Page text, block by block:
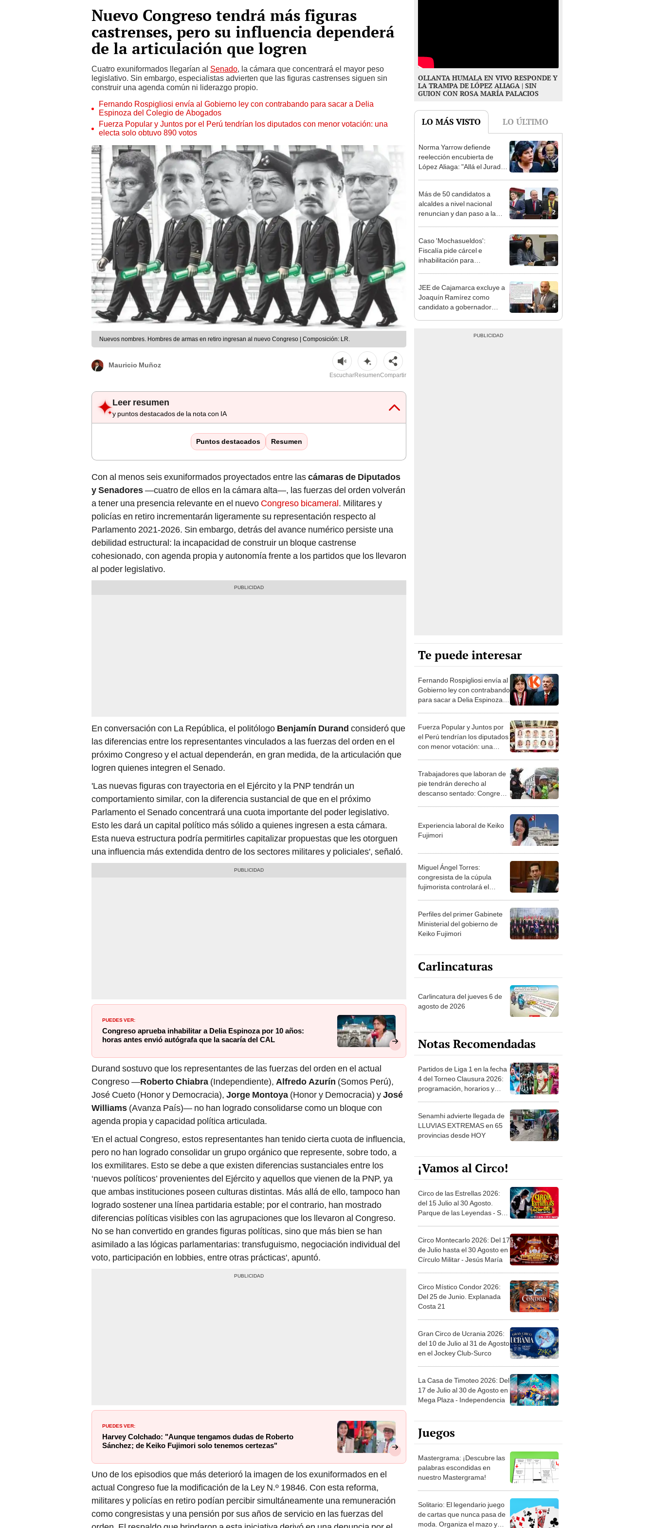
Nuevo Congreso tendrá más figuras
castrenses, pero su influencia dependerá
de la articulación que logren
Cuatro exuniformados llegarían al Senado, la cámara que concentrará el mayor peso
legislativo. Sin embargo, especialistas advierten que las figuras castrenses siguen sin
construir una agenda común ni liderazgo propio.
Fernando Rospigliosi envía al Gobierno ley con contrabando para sacar a Delia
Espinoza del Colegio de Abogados
Fuerza Popular y Juntos por el Perú tendrían los diputados con menor votación: una
electa solo obtuvo 890 votos
Nuevos nombres. Hombres de armas en retiro ingresan al nuevo Congreso | Composición: LR.
Mauricio Muñoz
EscucharResumenCompartir
Leer resumen
y puntos destacados de la nota con IA
Puntos destacados Resumen
Con al menos seis exuniformados proyectados entre lascámaras de Diputados
y Senadores—cuatro de ellos en la cámara alta—, las fuerzas del orden volverán
a tener una presencia relevante en el nuevo Congreso bicameral. Militares y
policías en retiro incrementarán ligeramente su representación respecto al
Parlamento 2021-2026. Sin embargo, detrás del avance numérico persiste una
debilidad estructural: la incapacidad de construir un bloque castrense
cohesionado, con agenda propia y autonomía frente a los partidos que los llevaron
al poder legislativo.
En conversación con La República, el politólogo Benjamín Durand consideró que
las diferencias entre los representantes vinculados a las fuerzas del orden en el
próximo Congreso y el actual dependerán, en gran medida, de la articulación que
logren quienes integren el Senado.
'Las nuevas figuras con trayectoria en el Ejército y la PNP tendrán un
comportamiento similar, con la diferencia sustancial de que en el próximo
Parlamento el Senado concentrará una cuota importante del poder legislativo.
Esto les dará un capital político más sólido a quienes ingresen a esta cámara.
Esta nueva estructura podría permitirles capitalizar propuestas que les otorguen
una influencia más extendida dentro de los sectores militares y policiales', señaló.
PUEDES VER:
Congreso aprueba inhabilitar a Delia Espinoza por 10 años:
horas antes envió autógrafa que la sacaría del CAL
Durand sostuvo que los representantes de las fuerzas del orden en el actual
Congreso —Roberto Chiabra (Independiente), Alfredo Azurín (Somos Perú),
José Cueto (Honor y Democracia), Jorge Montoya (Honor y Democracia) yJosé
Williams (Avanza País)— no han logrado consolidarse como un bloque con
agenda propia y capacidad política articulada.
'En el actual Congreso, estos representantes han tenido cierta cuota de influencia,
pero no han logrado consolidar un grupo orgánico que represente, sobre todo, a
los exmilitares. Esto se debe a que existen diferencias sustanciales entre los
‘nuevos políticos’ provenientes del Ejército y aquellos que vienen de la PNP, ya
que ambas instituciones poseen culturas distintas. Más allá de ello, tampoco han
logrado sostener una línea partidaria estable; por el contrario, han mostrado
diferencias políticas visibles con las agrupaciones que los llevaron al Congreso.
No se han convertido en grandes figuras políticas, sino que más bien se han
asimilado a las lógicas parlamentarias: transfuguismo, negociación individual del
voto, participación en lobbies, entre otras prácticas', apuntó.
PUEDES VER:
Harvey Colchado: "Aunque tengamos dudas de Roberto
Sánchez; de Keiko Fujimori solo tenemos certezas"
Uno de los episodios que más deterioró la imagen de los exuniformados en el
actual Congreso fue la modificación de la Ley N.º 19846. Con esta reforma,
militares y policías en retiro podían percibir simultáneamente una remuneración
como congresistas y una pensión por sus años de servicio en las fuerzas del
OLLANTA HUMALA EN VIVO RESPONDE Y
LA TRAMPA DE LÓPEZ ALIAGA | SIN
GUION CON ROSA MARÍA PALACIOS
LO MÁS VISTO LO ÚLTIMO
1
Norma Yarrow defiende
reelección encubierta de
López Aliaga: "Allá el Jurado
2
Más de 50 candidatos a
alcaldes a nivel nacional
renuncian y dan paso a la
3
Caso 'Mochasueldos':
Fiscalía pide cárcel e
inhabilitación para
4
JEE de Cajamarca excluye a
Joaquín Ramírez como
candidato a gobernador
Te puede interesar
Fernando Rospigliosi envía al
Gobierno ley con contrabando
para sacar a Delia Espinoza
Fuerza Popular y Juntos por
el Perú tendrían los diputados
con menor votación: una
Trabajadores que laboran de
pie tendrán derecho al
descanso sentado: Congreso
Experiencia laboral de Keiko
Fujimori
Miguel Ángel Torres:
congresista de la cúpula
fujimorista controlará el
Perfiles del primer Gabinete
Ministerial del gobierno de
Keiko Fujimori
Carlincaturas
Carlincatura del jueves 6 de
agosto de 2026
Notas Recomendadas
Partidos de Liga 1 en la fecha
4 del Torneo Clausura 2026:
programación, horarios y
Senamhi advierte llegada de
LLUVIAS EXTREMAS en 65
provincias desde HOY
¡Vamos al Circo!
Circo de las Estrellas 2026:
del 15 Julio al 30 Agosto.
Parque de las Leyendas - San
Circo Montecarlo 2026: Del 17
de Julio hasta el 30 Agosto en
Círculo Militar - Jesús María
Circo Místico Condor 2026:
Del 25 de Junio. Explanada
Costa 21
Gran Circo de Ucrania 2026:
del 10 de Julio al 31 de Agosto
en el Jockey Club-Surco
La Casa de Timoteo 2026: Del
17 de Julio al 30 de Agosto en
Mega Plaza - Independencia
Juegos
Mastergrama: ¡Descubre las
palabras escondidas en
nuestro Mastergrama!
Solitario: El legendario juego
de cartas que nunca pasa de
moda. Organiza el mazo y